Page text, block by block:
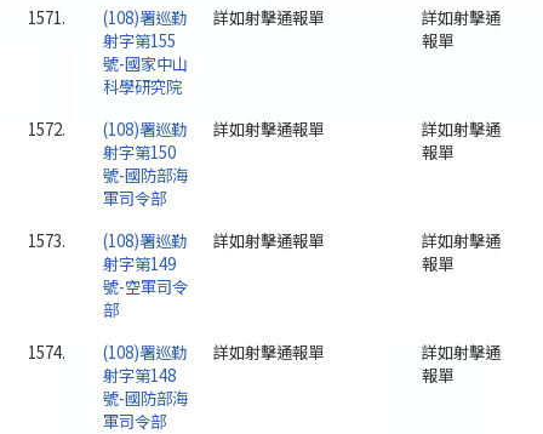
1571.
(108)署巡勤
射字第155
號-國家中山
科學研究院
詳如射擊通報單
詳如射擊通
報單
1572.
(108)署巡勤
射字第150
號-國防部海
軍司令部
詳如射擊通報單
詳如射擊通
報單
1573.
(108)署巡勤
射字第149
號-空軍司令
部
詳如射擊通報單
詳如射擊通
報單
1574.
(108)署巡勤
射字第148
號-國防部海
軍司令部
詳如射擊通報單
詳如射擊通
報單